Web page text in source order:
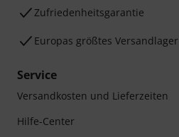
Zufriedenheitsgarantie
Europas größtes Versandlager
Service
Versandkosten und Lieferzeiten
Hilfe-Center